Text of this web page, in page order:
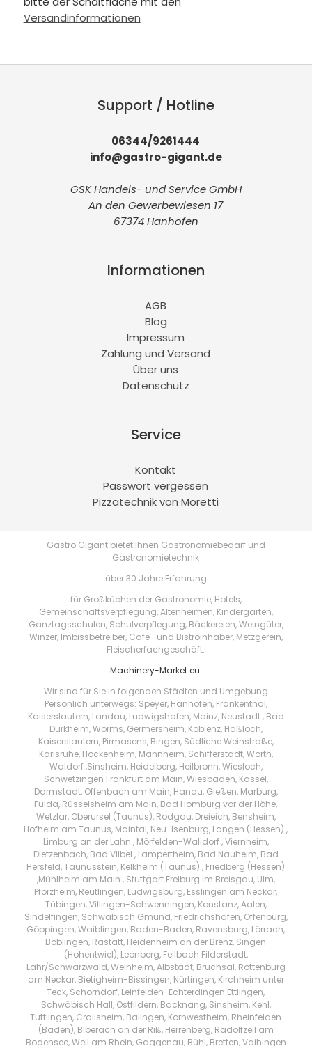
Versandinformationen
Support / Hotline
06344/9261444
info@gastro-gigant.de
GSK Handels- und Service GmbH
An den Gewerbewiesen 17
67374 Hanhofen
Informationen
AGB
Blog
Impressum
Zahlung und Versand
Über uns
Datenschutz
Service
Kontakt
Passwort vergessen
Pizzatechnik von Moretti
Gastro Gigant bietet Ihnen Gastronomiebedarf und
Gastronomietechnik
über 30 Jahre Erfahrung
für Großküchen der Gastronomie, Hotels,
Gemeinschaftsverpflegung, Altenheimen, Kindergärten,
Ganztagsschulen, Schulverpflegung, Bäckereien, Weingüter,
Winzer, Imbissbetreiber, Cafe- und Bistroinhaber, Metzgerein,
Fleischerfachgeschäft.
Machinery-Market.eu.
Wir sind für Sie in folgenden Städten und Umgebung
Persönlich unterwegs: Speyer, Hanhofen, Frankenthal,
Kaiserslautern, Landau, Ludwigshafen, Mainz, Neustadt , Bad
Dürkheim, Worms, Germersheim, Koblenz, Haßloch,
Kaiserslautern, Pirmasens, Bingen, Südliche Weinstraße,
Karlsruhe, Hockenheim, Mannheim, Schifferstadt, Wörth,
Waldorf ,Sinsheim, Heidelberg, Heilbronn, Wiesloch,
Schwetzingen Frankfurt am Main, Wiesbaden, Kassel,
Darmstadt, Offenbach am Main, Hanau, Gießen, Marburg,
Fulda, Rüsselsheim am Main, Bad Homburg vor der Höhe,
Wetzlar, Oberursel (Taunus), Rodgau, Dreieich, Bensheim,
Hofheim am Taunus, Maintal, Neu-Isenburg, Langen (Hessen) ,
Limburg an der Lahn , Mörfelden-Walldorf , Viernheim,
Dietzenbach, Bad Vilbel , Lampertheim, Bad Nauheim, Bad
Hersfeld, Taunusstein, Kelkheim (Taunus) , Friedberg (Hessen)
,Mühlheim am Main , Stuttgart Freiburg im Breisgau, Ulm,
Pforzheim, Reutlingen, Ludwigsburg, Esslingen am Neckar,
Tübingen, Villingen-Schwenningen, Konstanz, Aalen,
Sindelfingen, Schwäbisch Gmünd, Friedrichshafen, Offenburg,
Göppingen, Waiblingen, Baden-Baden, Ravensburg, Lörrach,
Böblingen, Rastatt, Heidenheim an der Brenz, Singen
(Hohentwiel), Leonberg, Fellbach Filderstadt,
Lahr/Schwarzwald, Weinheim, Albstadt, Bruchsal, Rottenburg
am Neckar, Bietigheim-Bissingen, Nürtingen, Kirchheim unter
Teck, Schorndorf, Leinfelden-Echterdingen Ettlingen,
Schwäbisch Hall, Ostfildern, Backnang, Sinsheim, Kehl,
Tuttlingen, Crailsheim, Balingen, Kornwestheim, Rheinfelden
(Baden), Biberach an der Riß, Herrenberg, Radolfzell am
Bodensee, Weil am Rhein, Gaggenau, Bühl, Bretten, Vaihingen